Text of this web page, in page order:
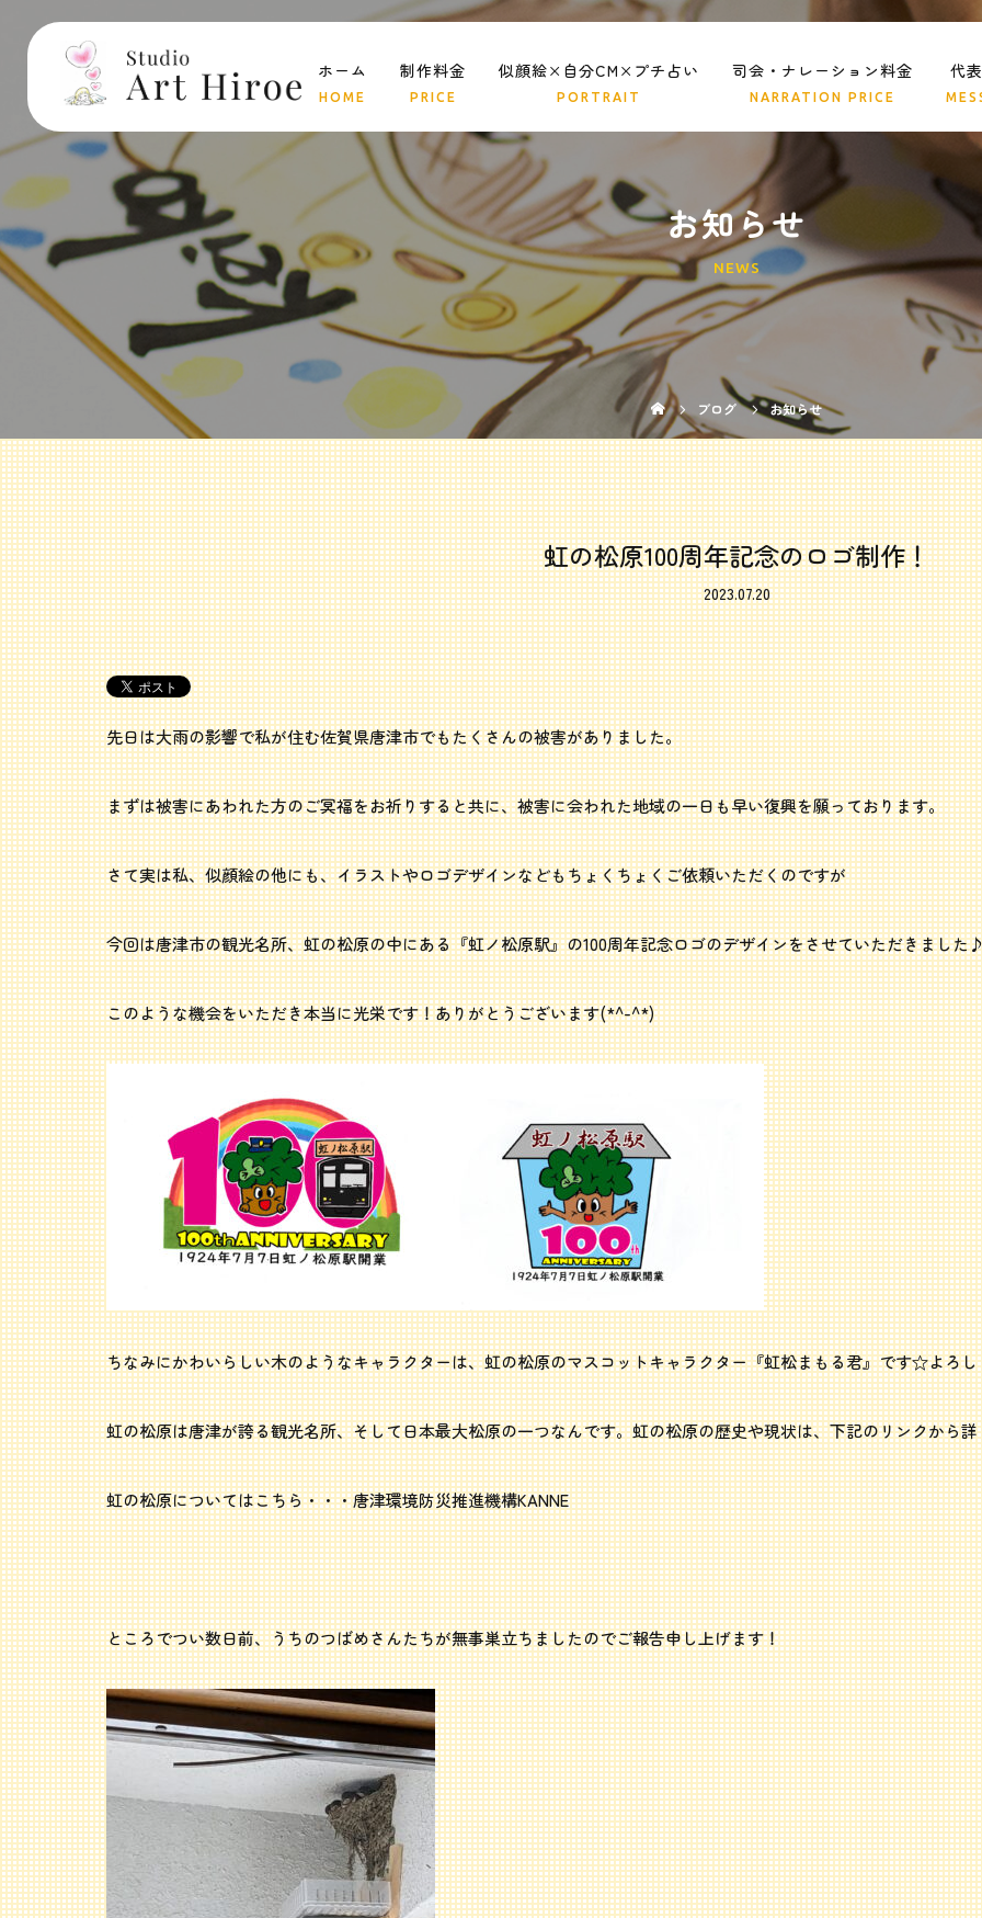
ホーム 制作料金 似顔絵×自分CM×プチ占い 司会・ナレーション料金 代
お知らせ
NEWS
ブログ お知らせ
虹の松原100周年記念のロゴ制作！
2023.07.20
先日は大雨の影響で私が住む佐賀県唐津市でもたくさんの被害がありました。
まずは被害にあわれた方のご冥福をお祈りすると共に、被害に会われた地域の一日も早い復興を願っております。
さて実は私、似顔絵の他にも、イラストやロゴデザインなどもちょくちょくご依頼いただくのですが
今回は唐津市の観光名所、虹の松原の中にある『虹ノ松原駅』の100周年記念ロゴのデザインをさせていただきました
このような機会をいただき本当に光栄です！ありがとうございます(*^-^*)
ちなみにかわいらしい木のようなキャラクターは、虹の松原のマスコットキャラクター『虹松まもる君』です☆よろ
虹の松原は唐津が誇る観光名所、そして日本最大松原の一つなんです。虹の松原の歴史や現状は、下記のリンクから
虹の松原についてはこちら・・・唐津環境防災推進機構KANNE
ところでつい数日前、うちのつばめさんたちが無事巣立ちましたのでご報告申し上げます！